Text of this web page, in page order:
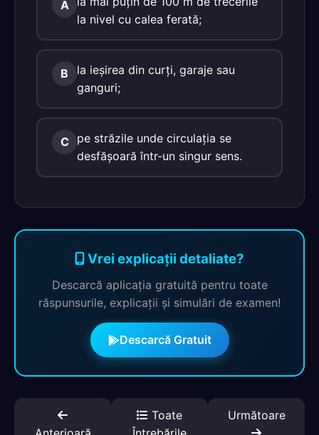
A
la nivel cu calea ferată;
B
la ieşirea din curţi, garaje sau
ganguri;
C
pe străzile unde circulaţia se
desfăşoară într-un singur sens.
Vrei explicații detaliate?
Descarcă aplicația gratuită pentru toate
răspunsurile, explicații și simulări de examen!
Descarcă Gratuit
Toate
Următoare